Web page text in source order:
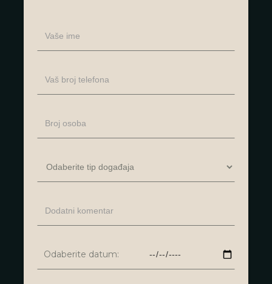
Odaberite datum: